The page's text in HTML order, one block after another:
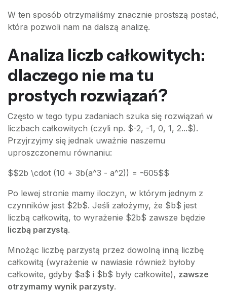
W ten sposób otrzymaliśmy znacznie prostszą postać,
która pozwoli nam na dalszą analizę.
Analiza liczb całkowitych:
dlaczego nie ma tu
prostych rozwiązań?
Często w tego typu zadaniach szuka się rozwiązań w
liczbach całkowitych (czyli np. $-2, -1, 0, 1, 2...$).
Przyjrzyjmy się jednak uważnie naszemu
uproszczonemu równaniu:
$$2b \cdot (10 + 3b(a^3 - a^2)) = -605$$
Po lewej stronie mamy iloczyn, w którym jednym z
czynników jest $2b$. Jeśli założymy, że $b$ jest
liczbą całkowitą, to wyrażenie $2b$ zawsze będzie
liczbą parzystą.
Mnożąc liczbę parzystą przez dowolną inną liczbę
całkowitą (wyrażenie w nawiasie również byłoby
całkowite, gdyby $a$ i $b$ były całkowite), zawsze
otrzymamy wynik parzysty.